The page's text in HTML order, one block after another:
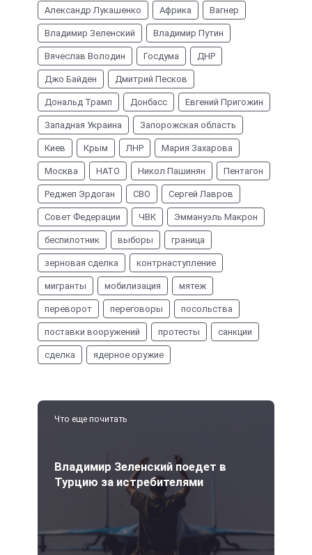
Александр Лукашенко Африка Вагнер
Владимир Зеленский Владимир Путин
Вячеслав Володин Госдума ДНР
Джо Байден Дмитрий Песков
Дональд Трамп Донбасс Евгений Пригожин
Западная Украина Запорожская область
Киев Крым ЛНР Мария Захарова
Москва НАТО Никол Пашинян Пентагон
Реджеп Эрдоган СВО Сергей Лавров
Совет Федерации ЧВК Эммануэль Макрон
беспилотник выборы граница
зерновая сделка контрнаступление
мигранты мобилизация мятеж
переворот переговоры посольства
поставки вооружений протесты санкции
сделка ядерное оружие
Что еще почитать
Владимир Зеленский поедет в
Турцию за истребителями